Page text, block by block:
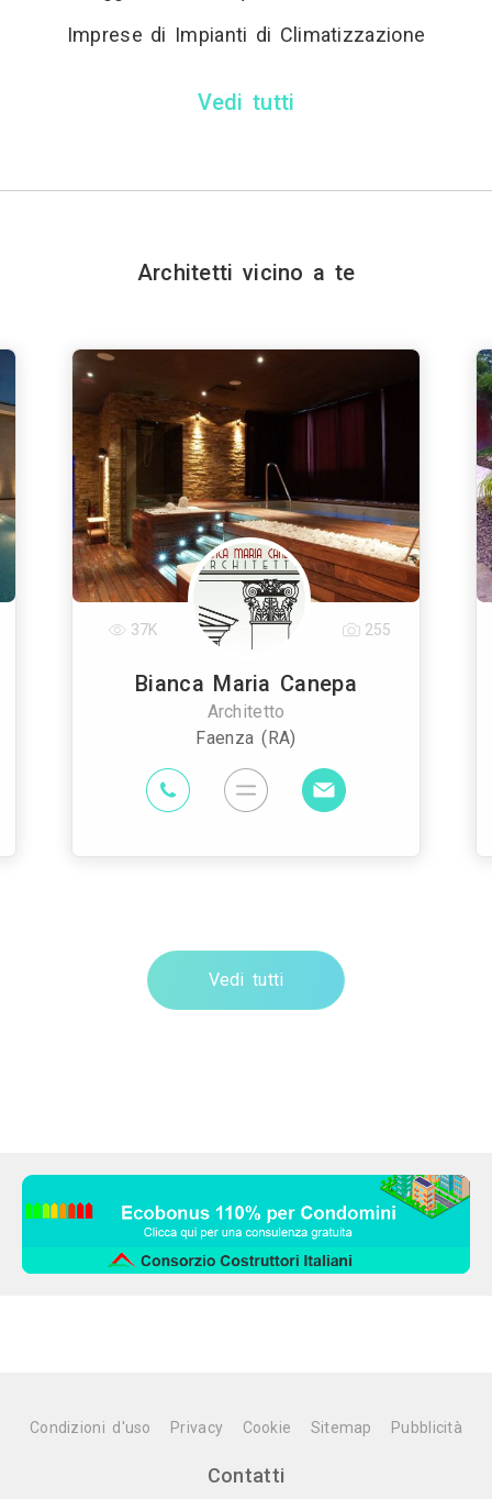
Imprese di Impianti di Climatizzazione
Vedi tutti
Architetti vicino a te
Bianca Maria Canepa
Architetto
Faenza (RA)
37K 255
Vedi tutti
Condizioni d'uso Privacy Cookie Sitemap Pubblicità
Contatti